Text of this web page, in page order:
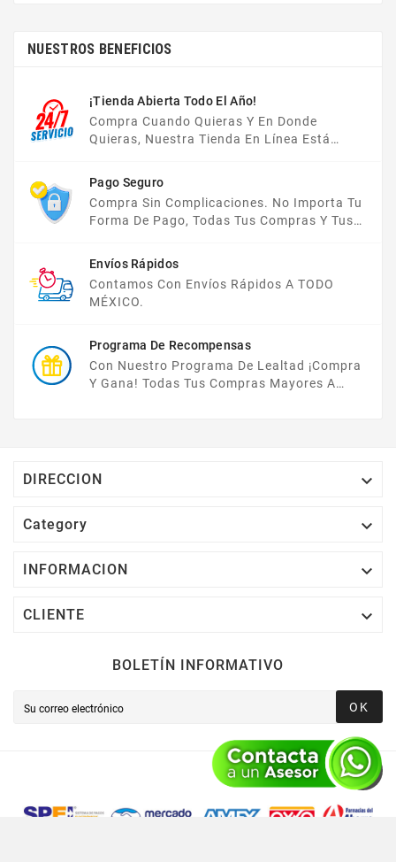
NUESTROS BENEFICIOS
¡Tienda Abierta Todo El Año!
Compra Cuando Quieras Y En Donde
Quieras, Nuestra Tienda En Línea Está
Pago Seguro
Compra Sin Complicaciones. No Importa Tu
Forma De Pago, Todas Tus Compras Y Tus
Envíos Rápidos
Contamos Con Envíos Rápidos A TODO
MÉXICO.
Programa De Recompensas
Con Nuestro Programa De Lealtad ¡compra
Y Gana! Todas Tus Compras Mayores A
DIRECCION 
Category 
INFORMACION 
CLIENTE 
BOLETÍN INFORMATIVO
OK